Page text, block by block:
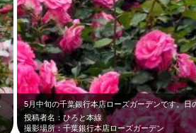
投稿者名：ひろと本線
撮影場所：千葉銀行本店ローズガーデン